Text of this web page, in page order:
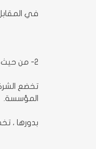
في
2- من حيث الهيكل والتركيب:
تخضع
المؤسسة.
بدورها ،